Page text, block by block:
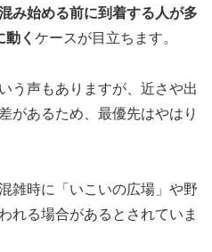
み始める前に到着する人が多
動く ケースが目立ちます。
う声もありますが、近さや出
があるため、最優先はやはり
雑時に「いこいの広場」や野
れる場合があるとされていま